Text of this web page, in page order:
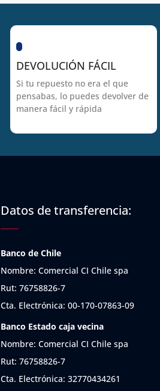
DEVOLUCIÓN FÁCIL
Si tu repuesto no era el que
pensabas, lo puedes devolver de
manera fácil y rápida
Datos de transferencia:
Banco de Chile
Nombre: Comercial CI Chile spa
Rut: 76758826-7
Cta. Electrónica: 00-170-07863-09
Banco Estado caja vecina
Nombre: Comercial CI Chile spa
Rut: 76758826-7
Cta. Electrónica: 32770434261